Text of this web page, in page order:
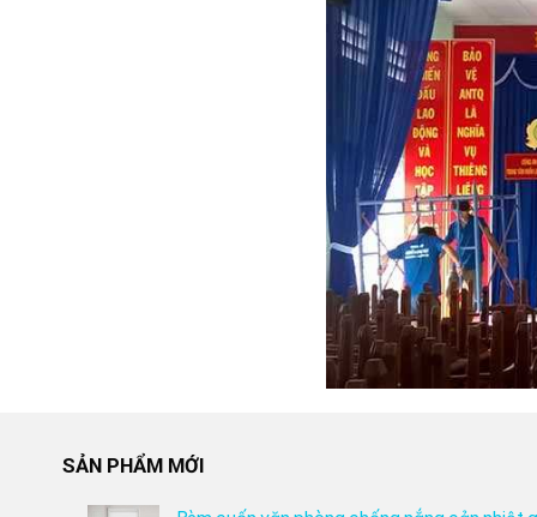
SẢN PHẨM MỚI